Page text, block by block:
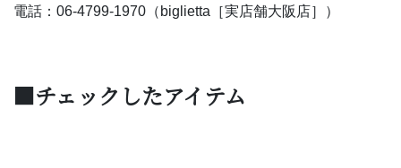
電話：06-4799-1970（biglietta［実店舗大阪店］）
■チェックしたアイテム